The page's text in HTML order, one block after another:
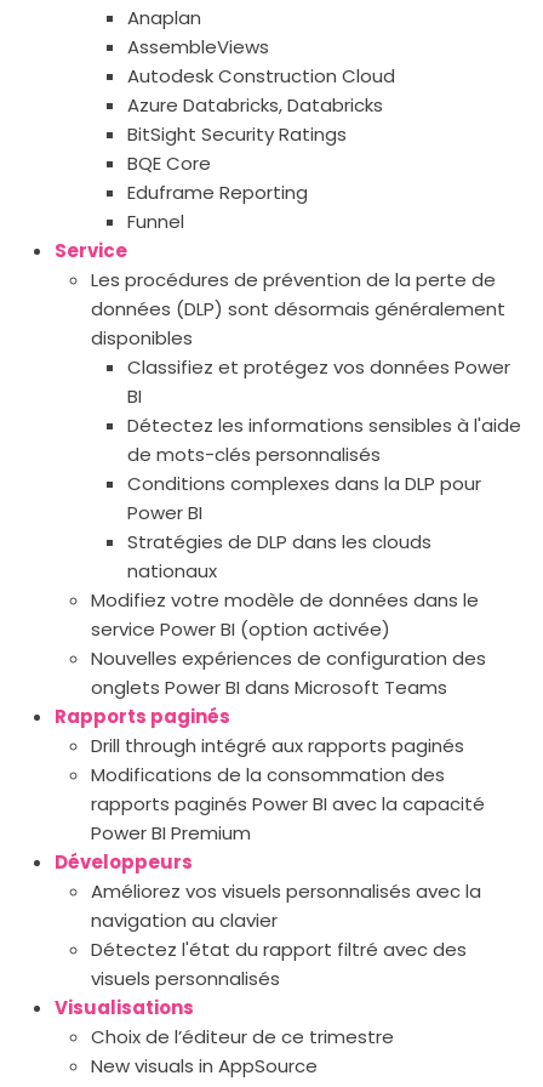
Anaplan
AssembleViews
Autodesk Construction Cloud
Azure Databricks, Databricks
BitSight Security Ratings
BQE Core
Eduframe Reporting
Funnel
Service
Les procédures de prévention de la perte de
données (DLP) sont désormais généralement
disponibles
Classifiez et protégez vos données Power
BI
Détectez les informations sensibles à l'aide
de mots-clés personnalisés
Conditions complexes dans la DLP pour
Power BI
Stratégies de DLP dans les clouds
nationaux
Modifiez votre modèle de données dans le
service Power BI (option activée)
Nouvelles expériences de configuration des
onglets Power BI dans Microsoft Teams
Rapports paginés
Drill through intégré aux rapports paginés
Modifications de la consommation des
rapports paginés Power BI avec la capacité
Power BI Premium
Développeurs
Améliorez vos visuels personnalisés avec la
navigation au clavier
Détectez l'état du rapport filtré avec des
visuels personnalisés
Visualisations
Choix de l’éditeur de ce trimestre
New visuals in AppSource